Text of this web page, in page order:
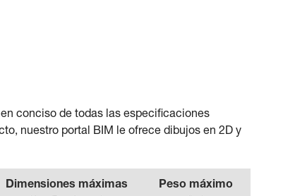
conciso de todas las especificaciones
nuestro portal BIM le ofrece dibujos en 2D y
Dimensiones máximas
Peso máximo